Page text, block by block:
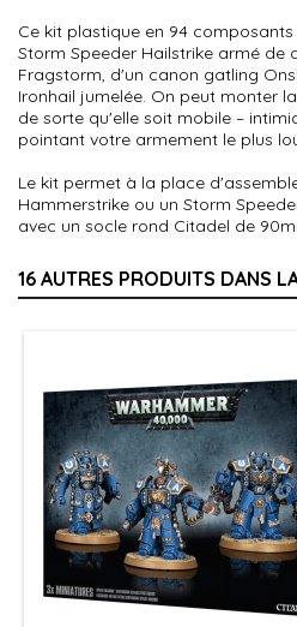
Ce kit plastique en 94
Storm Speeder Hailstrike armé de
Fragstorm, d'un canon gatling
Ironhail jumelée. On peut monter
de sorte qu'elle soit mobile –
pointant votre armement le plus
Le kit permet à la place
Hammerstrike ou un Storm
avec un socle rond Citadel de
16 AUTRES PRODUITS DANS